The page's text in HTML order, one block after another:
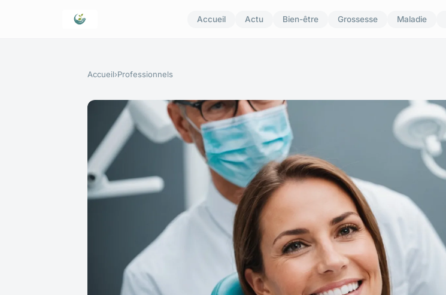
Accueil Actu Bien-être Grossesse Maladie
Accueil›Professionnels